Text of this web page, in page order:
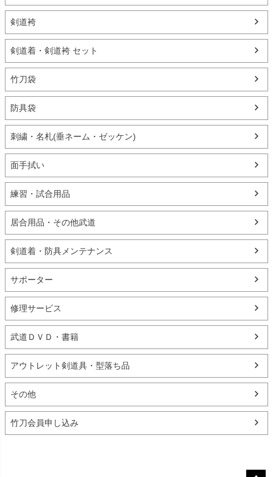
剣道袴
剣道着・剣道袴 セット
竹刀袋
防具袋
刺繍・名札(垂ネーム・ゼッケン)
面手拭い
練習・試合用品
居合用品・その他武道
剣道着・防具メンテナンス
サポーター
修理サービス
武道ＤＶＤ・書籍
アウトレット剣道具・型落ち品
その他
竹刀会員申し込み